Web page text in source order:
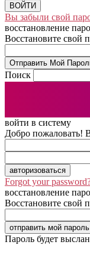
Вы забыли свой
восстановление
Восстановите свой
Поиск
войти в систему
Добро пожаловать!
Forgot your
восстановление
Восстановите свой
Пароль будет